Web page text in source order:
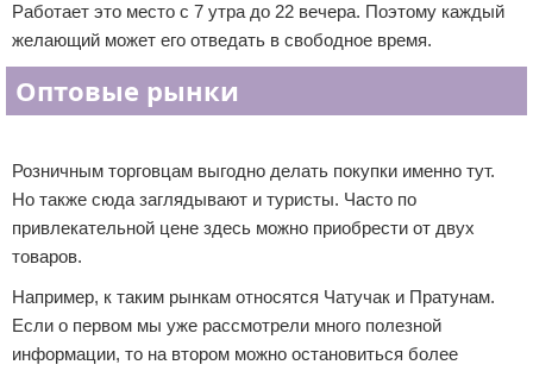
Работает это место с 7 утра до 22 вечера. Поэтому каждый
желающий может его отведать в свободное время.
Оптовые рынки
Розничным торговцам выгодно делать покупки именно тут.
Но также сюда заглядывают и туристы. Часто по
привлекательной цене здесь можно приобрести от двух
товаров.
Например, к таким рынкам относятся Чатучак и Пратунам.
Если о первом мы уже рассмотрели много полезной
информации, то на втором можно остановиться более